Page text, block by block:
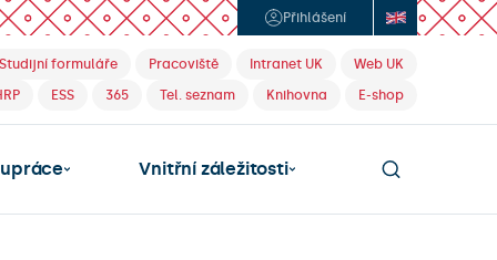
Přihlášení
formuláře Pracoviště Intranet UK
Web UK
ESS 365 Tel. seznam Knihovna E-shop
Vnitřní záležitosti